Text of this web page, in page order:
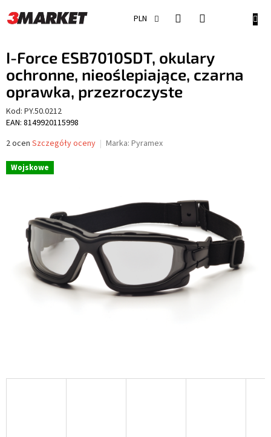
do
treści
PLN
I-Force ESB7010SDT, okulary
ochronne, nieoślepiające, czarna
oprawka, przezroczyste
Kod: PY.50.0212
EAN: 8149920115998
Średnia
produktu
wynosi
gwiazdek.
2 ocen Szczegóły oceny Marka: Pyramex
Wojskowe